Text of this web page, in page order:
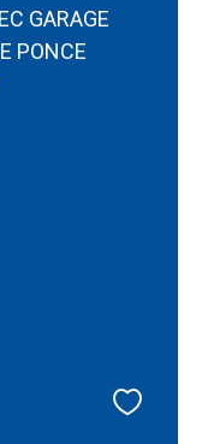
GARAGE
PONCE